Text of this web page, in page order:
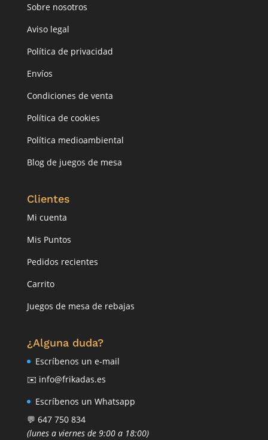
Sobre nosotros
Aviso legal
Política de privacidad
Envíos
Condiciones de venta
Política de cookies
Política medioambiental
Blog de juegos de mesa
Clientes
Mi cuenta
Mis Puntos
Pedidos recientes
Carrito
Juegos de mesa de rebajas
¿Alguna duda?
Escríbenos un e-mail
✉️ info@frikadas.es
Escríbenos un Whatsapp
💬 647 750 834
(lunes a viernes de 9:00 a 18:00)